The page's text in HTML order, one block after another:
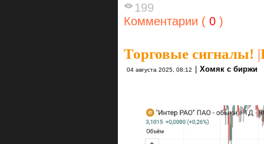
199
Комментарии ( 0 )
Торговые сигналы! |
04 августа 2025, 08:12 | Хомяк с биржи